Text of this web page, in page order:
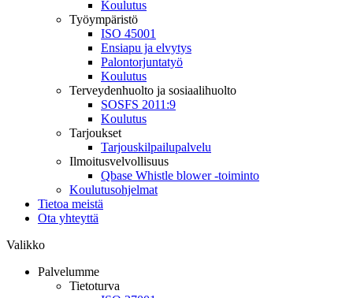
Koulutus
Työympäristö
ISO 45001
Ensiapu ja elvytys
Palontorjuntatyö
Koulutus
Terveydenhuolto ja sosiaalihuolto
SOSFS 2011:9
Koulutus
Tarjoukset
Tarjouskilpailupalvelu
Ilmoitusvelvollisuus
Qbase Whistle blower -toiminto
Koulutusohjelmat
Tietoa meistä
Ota yhteyttä
Valikko
Palvelumme
Tietoturva